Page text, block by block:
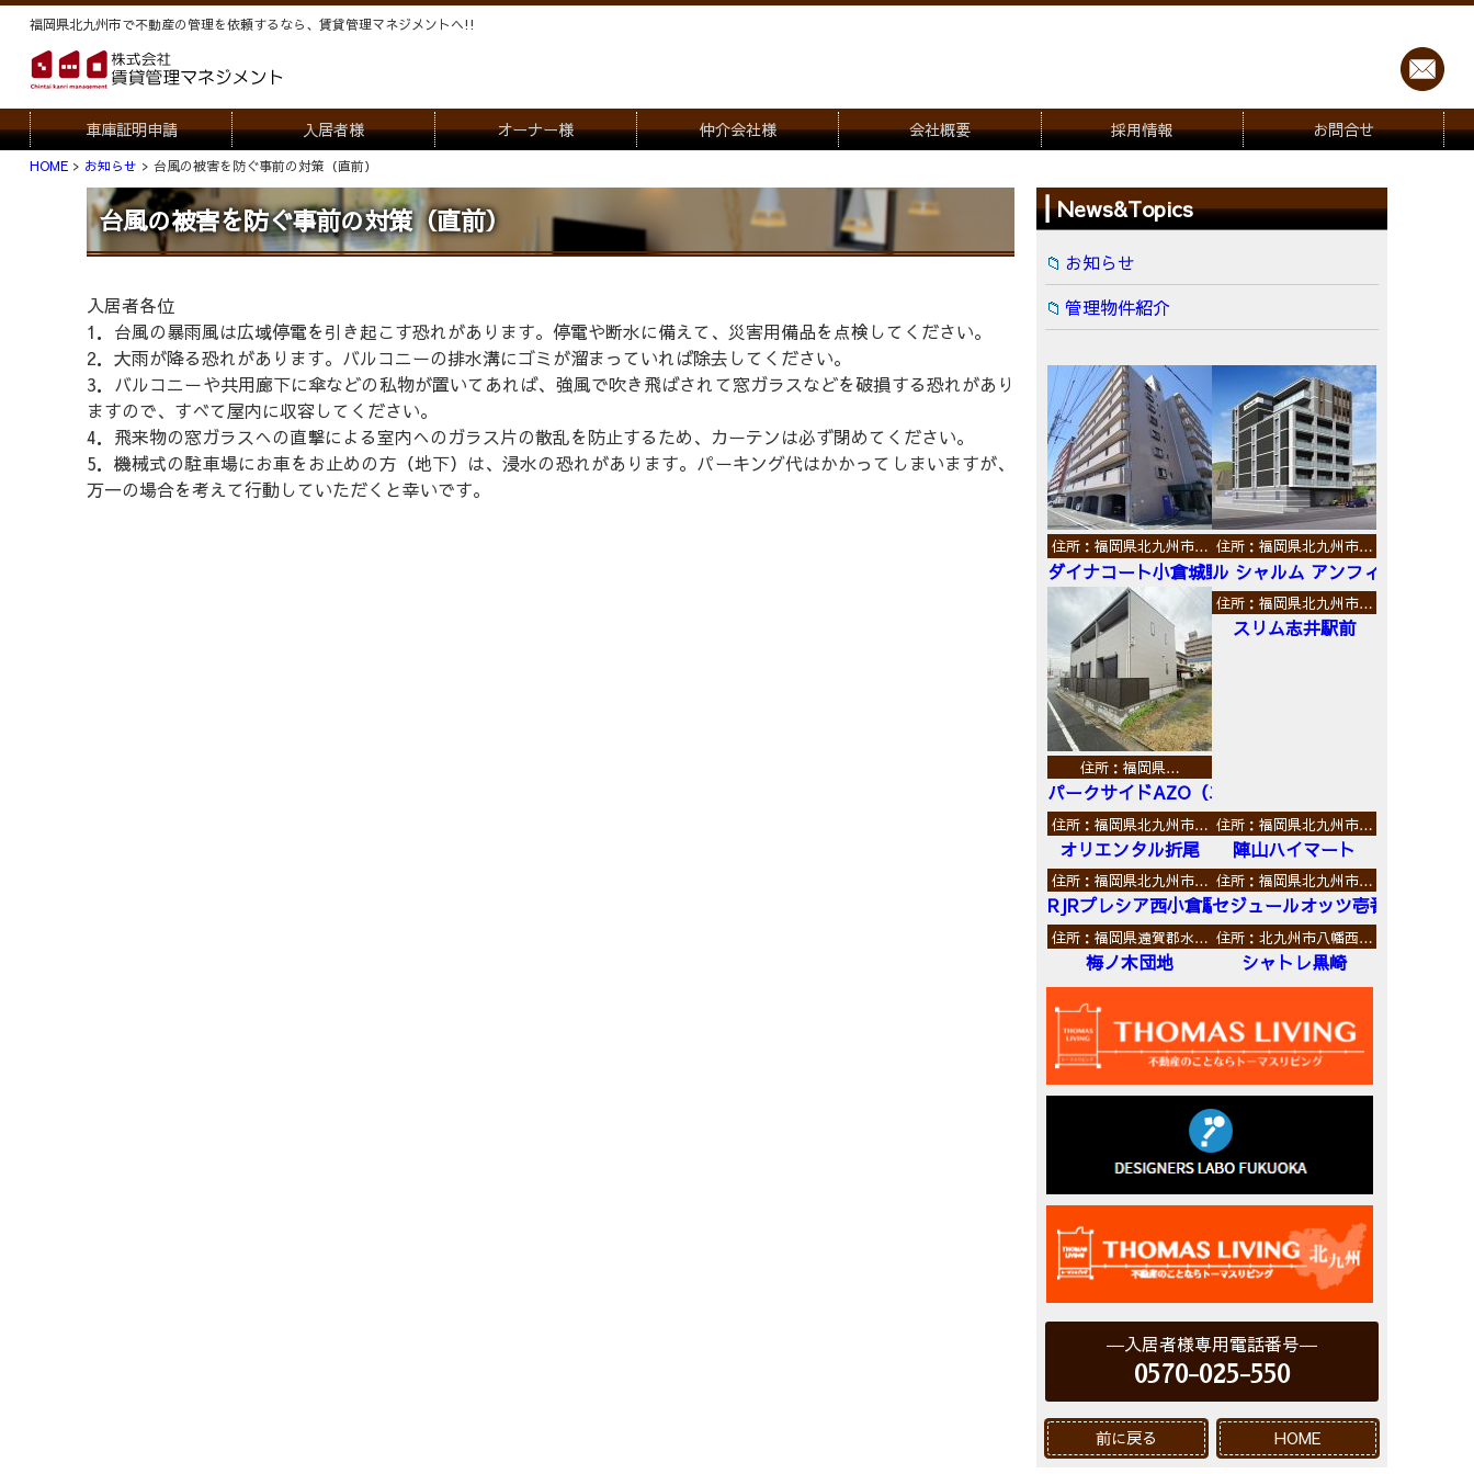
福岡県北九州市で不動産の管理を依頼するなら、賃貸管理マネジメントヘ!!
車庫証明申請 入居者様
退去申請
駐車場・駐輪場解約申請
契約内容変更
オーナー様
オーナー様専用お問合せ窓口
仲介会社様
管理物件紹介
会社概要 採用情報 お問合せ
HOME お知らせ 台風の被害を防ぐ事前の対策（直前）
台風の被害を防ぐ事前の対策（直前）
入居者各位
1．台風の暴雨風は広域停電を引き起こす恐れがあります。停電や断水に備えて、災害用備品を点検してください。
2．大雨が降る恐れがあります。バルコニーの排水溝にゴミが溜まっていれば除去してください。
3．バルコニーや共用廊下に傘などの私物が置いてあれば、強風で吹き飛ばされて窓ガラスなどを破損する恐れがあり
ますので、すべて屋内に収容してください。
4．飛来物の窓ガラスへの直撃による室内へのガラス片の散乱を防止するため、カーテンは必ず閉めてください。
5．機械式の駐車場にお車をお止めの方（地下）は、浸水の恐れがあります。パーキング代はかかってしまいますが、
万一の場合を考えて行動していただくと幸いです。
News&Topics
お知らせ
管理物件紹介
住所：福岡県北九州市…
ダイナコート小倉城野
住所：福岡県北九州市…
ル シャルム アンフィニ
住所：福岡県…
パークサイドAZO（エーゼットオー）
住所：福岡県北九州市…
スリム志井駅前
住所：福岡県北九州市…
オリエンタル折尾
住所：福岡県北九州市…
陣山ハイマート
住所：福岡県北九州市…
RJRプレシア西小倉駅前
住所：福岡県北九州市…
セジュールオッツ壱番館
住所：福岡県遠賀郡水…
梅ノ木団地
住所：北九州市八幡西…
シャトレ黒崎
入居者様専用電話番号
0570-025-550
前に戻る HOME